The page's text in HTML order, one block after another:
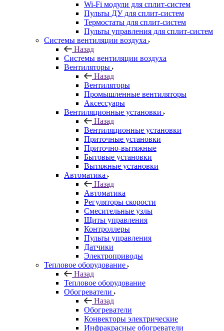
Wi-Fi модули для сплит-систем
Пульты ДУ для сплит-систем
Термостаты для сплит-систем
Пульты управления для сплит-систем
Системы вентиляции воздуха
Назад
Системы вентиляции воздуха
Вентиляторы
Назад
Вентиляторы
Промышленные вентиляторы
Аксессуары
Вентиляционные установки
Назад
Вентиляционные установки
Приточные установки
Приточно-вытяжные
Бытовые установки
Вытяжные установки
Автоматика
Назад
Автоматика
Регуляторы скорости
Смесительные узлы
Щиты управления
Контроллеры
Пульты управления
Датчики
Электроприводы
Тепловое оборудование
Назад
Тепловое оборудование
Обогреватели
Назад
Обогреватели
Конвекторы электрические
Инфракрасные обогреватели